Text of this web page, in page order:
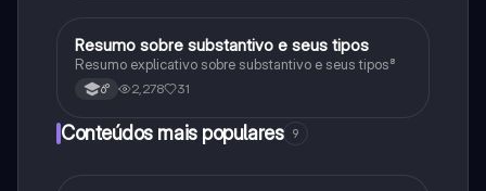
Português
Resumo sobre substantivo e seus tipos
Resumo explicativo sobre substantivo e seus tipos⁸
6° 2,278 31
Conteúdos mais populares 9